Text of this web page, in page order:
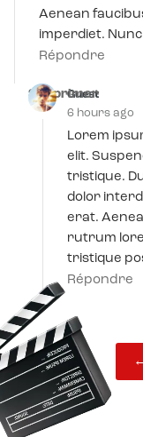
Aenean
imperdiet.
Répondre
Guest
6 hours ago
Supprimer
Lorem
elit.
tristique.
dolor
erat.
rutrum
tristique
Répondre